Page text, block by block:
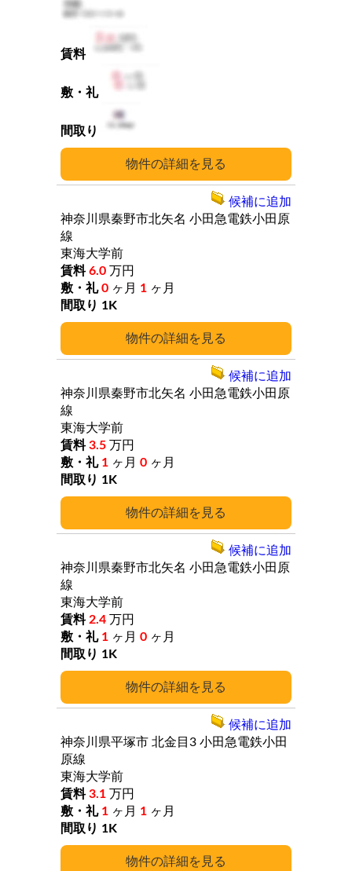
詳細
詳細
神奈川県秦野市北矢名 小田急電鉄小田原
線
東海大学前
6.0 万円
0 ヶ月 1 ヶ月
1K
候補に追加
詳細
神奈川県秦野市北矢名 小田急電鉄小田原
線
東海大学前
3.5 万円
1 ヶ月 0 ヶ月
1K
候補に追加
詳細
神奈川県秦野市北矢名 小田急電鉄小田原
線
東海大学前
2.4 万円
1 ヶ月 0 ヶ月
1K
候補に追加
詳細
神奈川県平塚市 北金目3 小田急電鉄小田
原線
東海大学前
3.1 万円
1 ヶ月 1 ヶ月
1K
候補に追加